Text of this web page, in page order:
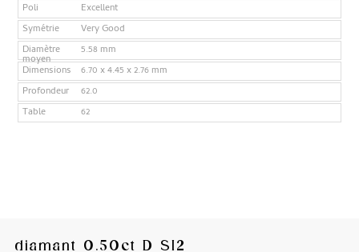
Poli
Excellent
Symétrie
Very Good
Diamètre
moyen
5.58 mm
Dimensions
6.70 x 4.45 x 2.76 mm
Profondeur
62.0
Table
62
diamant 0.50ct D SI2